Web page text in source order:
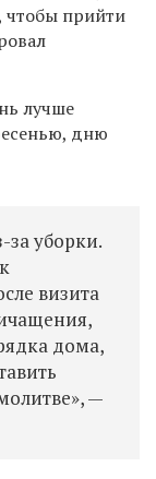
чтобы прийти
лучше
дню
за уборки.
визита
дома,
—